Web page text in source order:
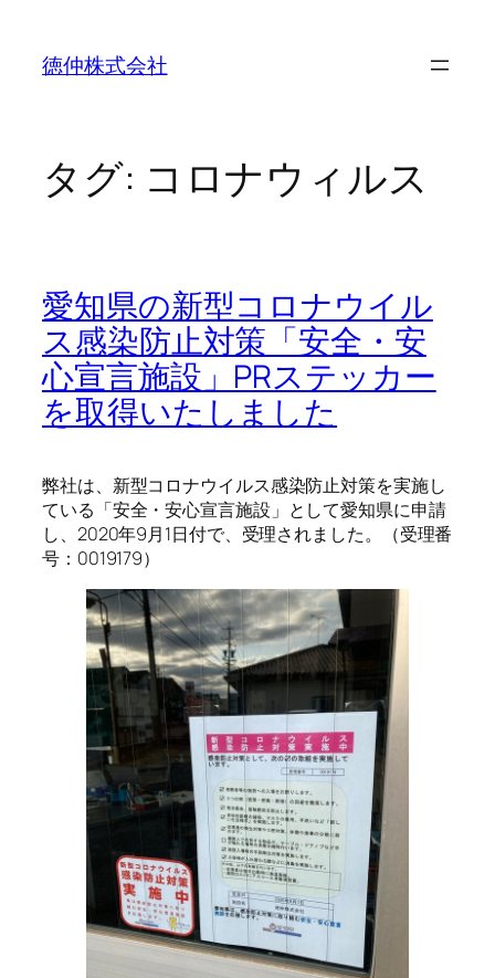
徳仲株式会社
タグ: コロナウィルス
愛知県の新型コロナウイル
ス感染防止対策「安全・安
心宣言施設」PRステッカー
を取得いたしました
弊社は、新型コロナウイルス感染防止対策を実施し
ている「安全・安心宣言施設」として愛知県に申請
し、2020年9月1日付で、受理されました。（受理番
号：0019179）